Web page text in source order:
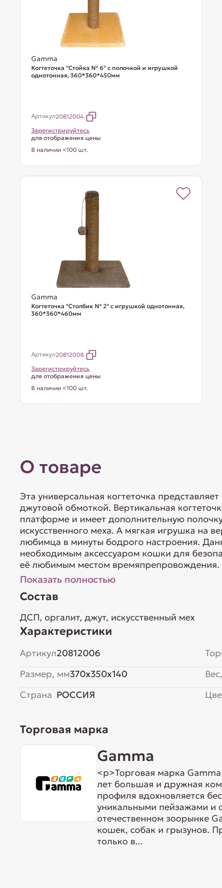
Gamma
Когтеточка "Стойка № 6" с полочкой и игрушкой
однотонная, 360*360*450мм
Артикул20812004
Зарегистрируйтесь
для отображения цены
В наличии <100 шт.
Gamma
Когтеточка "Столбик № 2" с игрушкой однотонная,
360*360*460мм
Артикул20812008
Зарегистрируйтесь
для отображения цены
В наличии <100 шт.
О товаре
Эта универсальная когтеточка
джутовой обмоткой. Вертикальная
платформе и имеет дополнительную
искусственного меха. А мягкая игрушка на
любимца в минуты бодрого настроения.
необходимым аксессуаром кошки для
её любимым местом времяпрепровождения.
Показать полностью
Состав
ДСП, оргалит, джут, искусственный мех
Характеристики
Артикул20812006
Размер, мм370x350x140
Страна РОССИЯ
Торговая марка
Gamma
<p>Торговая марка
лет большая и дружная
профиля вдохновляется
уникальными пейзажами и
отечественном зоорынке
кошек, собак и грызунов.
только в...